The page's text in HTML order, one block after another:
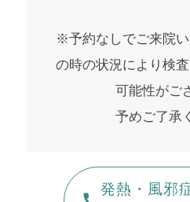
※予約なしでご来院
の時の状況により検
可能性がご
予めご了承
発熱・風邪